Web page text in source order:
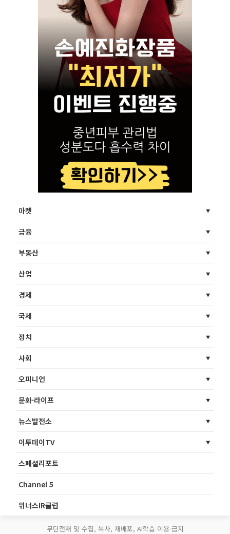
마켓
금융
부동산
산업
경제
국제
정치
사회
오피니언
문화·라이프
뉴스발전소
이투데이TV
스페셜리포트
Channel 5
위너스IR클럽
무단전재 및 수집, 복사, 재배포, AI학습 이용 금지